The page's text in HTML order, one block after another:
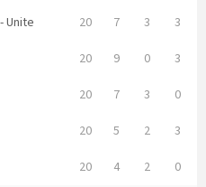
Unite 20 7 3 3
20 9 0 3
20 7 3 0
20 5 2 3
20 4 2 0